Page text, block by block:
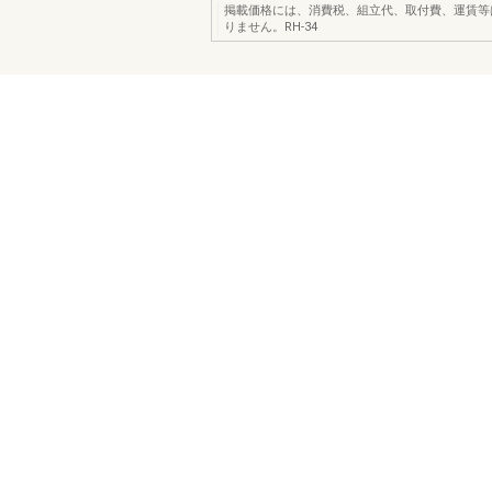
掲載価格には、消費税、組立代、取付費、運賃
りません。RH-34